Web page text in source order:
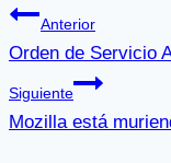
Anterior
Orden de Servicio
Siguiente
Mozilla está